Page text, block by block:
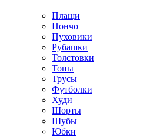
Плащи
Пончо
Пуховики
Рубашки
Толстовки
Топы
Трусы
Футболки
Худи
Шорты
Шубы
Юбки